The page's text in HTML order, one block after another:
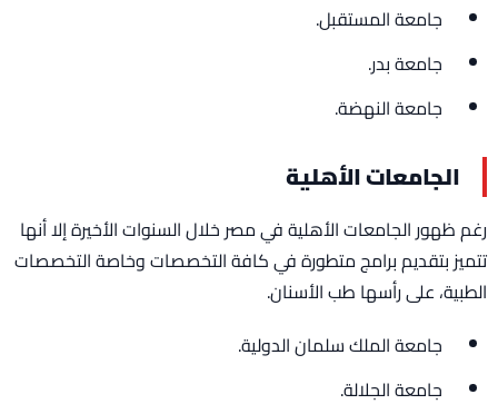
جامعة المستقبل.
جامعة بدر.
جامعة النهضة.
الجامعات الأهلية
رغم ظهور الجامعات الأهلية في مصر خلال السنوات الأخيرة إلا أنها
تتميز بتقديم برامج متطورة في كافة التخصصات وخاصة التخصصات
الطبية، على رأسها طب الأسنان.
جامعة الملك سلمان الدولية.
جامعة الجلالة.